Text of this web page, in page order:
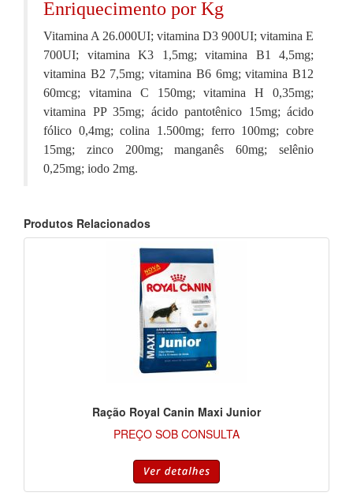
Enriquecimento por Kg
Vitamina A 26.000UI; vitamina D3 900UI; vitamina E
700UI; vitamina K3 1,5mg; vitamina B1 4,5mg;
vitamina B2 7,5mg; vitamina B6 6mg; vitamina B12
60mcg; vitamina C 150mg; vitamina H 0,35mg;
vitamina PP 35mg; ácido pantotênico 15mg; ácido
fólico 0,4mg; colina 1.500mg; ferro 100mg; cobre
15mg; zinco 200mg; manganês 60mg; selênio
0,25mg; iodo 2mg.
Produtos Relacionados
Ração Royal Canin Maxi Junior
PREÇO SOB CONSULTA